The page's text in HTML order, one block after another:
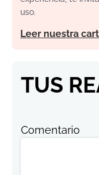
uso.
Leer nuestra
TUS
Comentario